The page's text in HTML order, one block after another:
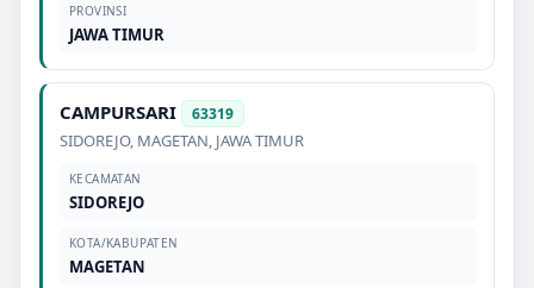
PROVINSI
JAWA TIMUR
CAMPURSARI 63319
SIDOREJO, MAGETAN, JAWA TIMUR
KECAMATAN
SIDOREJO
KOTA/KABUPATEN
MAGETAN